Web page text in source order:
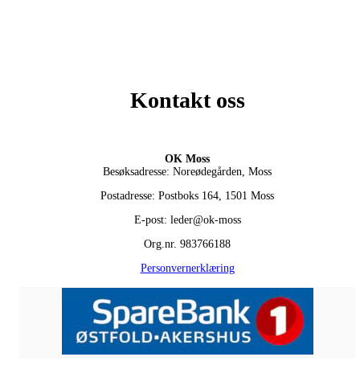
Kontakt oss
OK Moss
Besøksadresse: Noreødegården, Moss
Postadresse: Postboks 164, 1501 Moss
E-post: leder@ok-moss
Org.nr. 983766188
Personvernerklæring